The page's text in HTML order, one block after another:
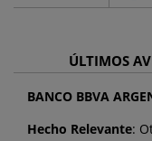
ÚLTIMOS
BANCO BBVA
Hecho Relevante: